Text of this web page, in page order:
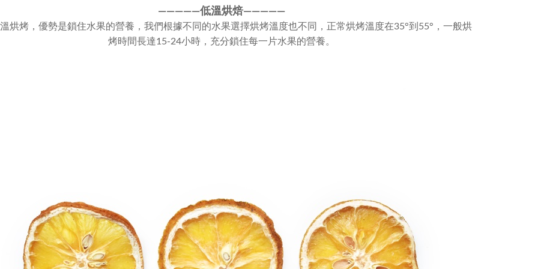
—————低溫烘焙—————
烘烤，優勢是鎖住水果的營養，我們根據不同的水果選擇烘烤溫度也不同，正常烘烤溫度在35°到55°，一般烘
烤時間長達15-24小時，充分鎖住每一片水果的營養。